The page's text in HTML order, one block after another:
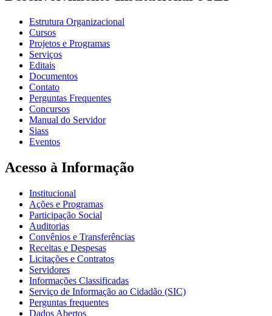
Estrutura Organizacional
Cursos
Projetos e Programas
Serviços
Editais
Documentos
Contato
Perguntas Frequentes
Concursos
Manual do Servidor
Siass
Eventos
Acesso à Informação
Institucional
Ações e Programas
Participação Social
Auditorias
Convênios e Transferências
Receitas e Despesas
Licitações e Contratos
Servidores
Informações Classificadas
Serviço de Informação ao Cidadão (SIC)
Perguntas frequentes
Dados Abertos